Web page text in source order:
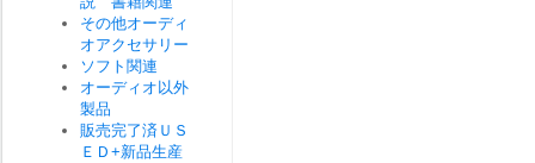
その他オーディ
オアクセサリー
ソフト関連
オーディオ以外
製品
販売完了済ＵＳ
ＥＤ+新品生産